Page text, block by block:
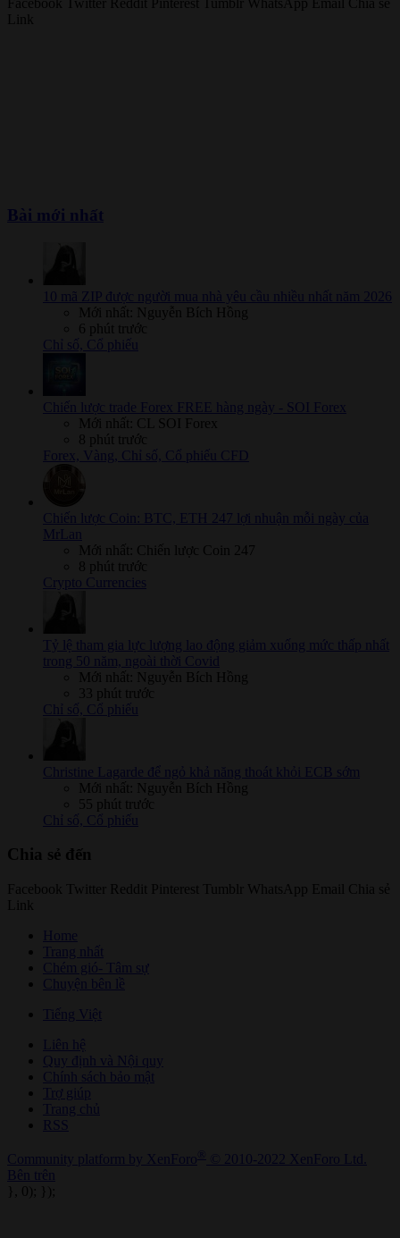
Facebook Twitter Reddit Pinterest Tumblr WhatsApp Email
Chia sẻ
Link
Bài mới nhất
10 mã ZIP được người mua nhà yêu cầu nhiều nhất năm 2026
Mới nhất: Nguyễn Bích Hồng
6 phút trước
Chỉ số, Cổ phiếu
Chiến lược trade Forex FREE hàng ngày - SOI Forex
Mới nhất: CL SOI Forex
8 phút trước
Forex, Vàng, Chỉ số, Cổ phiếu CFD
Chiến lược Coin: BTC, ETH 247 lợi nhuận mỗi ngày của
MrLan
Mới nhất: Chiến lược Coin 247
8 phút trước
Crypto Currencies
Tỷ lệ tham gia lực lượng lao động giảm xuống mức thấp nhất
trong 50 năm, ngoài thời Covid
Mới nhất: Nguyễn Bích Hồng
33 phút trước
Chỉ số, Cổ phiếu
Christine Lagarde để ngỏ khả năng thoát khỏi ECB sớm
Mới nhất: Nguyễn Bích Hồng
55 phút trước
Chỉ số, Cổ phiếu
Chia sẻ đến
Facebook Twitter Reddit Pinterest Tumblr WhatsApp Email
Chia sẻ
Link
Home
Trang nhất
Chém gió- Tâm sự
Chuyện bên lề
Tiếng Việt
Liên hệ
Quy định và Nội quy
Chính sách bảo mật
Trợ giúp
Trang chủ
RSS
Community platform by XenForo
© 2010-2022 XenForo Ltd.
Bên trên
}, 0); });